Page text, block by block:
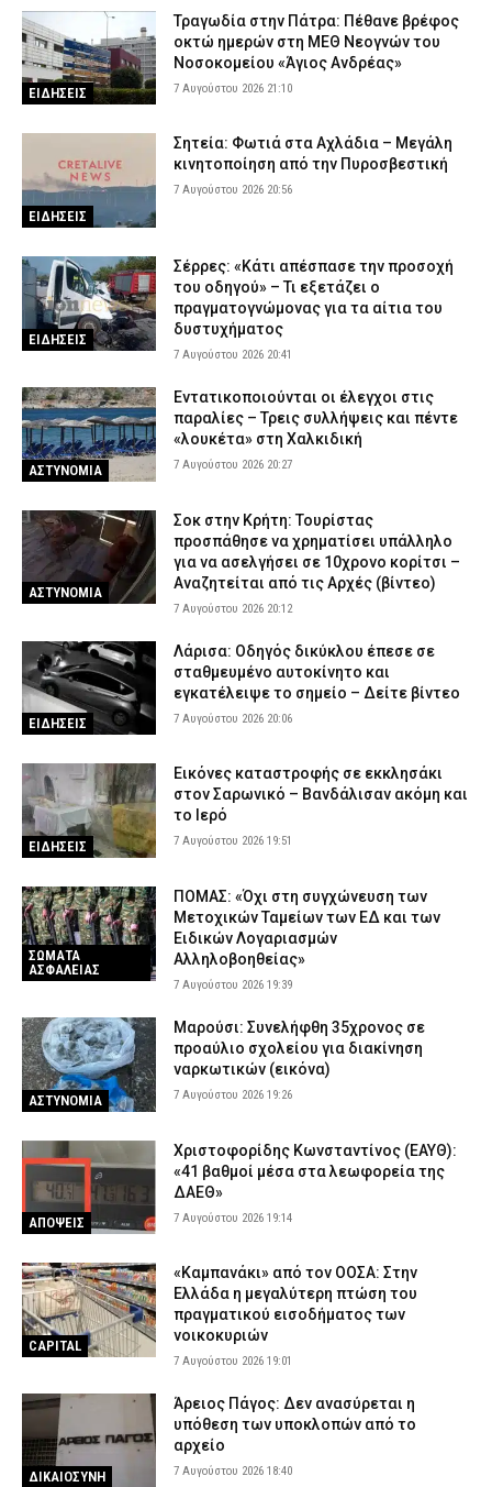
των Δοκίμων Δικαστικών Αστυνομικών στην Κομοτηνή
ΣΩΜΑΤΑ ΑΣΦΑΛΕΙΑΣ 7 Αυγούστου 2026 14:42
Τροχαίο με δύο νεκρούς στις Σέρρες: «Έχασε τον έλεγχο του ΙΧ,
δεν τον πρόλαβα και έπεσε πάνω μου», λέει ο οδηγός του
7 Αυγούστου 2026 14:28
Πυρόπληκτοι: Τι προβλέπεται για τις αποζημιώσεις σε
«πράσινα», «κίτρινα» και «κόκκινα» σπίτια
ΕΙΔΗΣΕΙΣ
Τραγωδία στην Πάτρα: Πέθανε βρέφος
οκτώ ημερών στη ΜΕΘ Νεογνών του
Νοσοκομείου «Άγιος Ανδρέας»
7 Αυγούστου 2026 21:10
ΕΙΔΗΣΕΙΣ
Σητεία: Φωτιά στα Αχλάδια – Μεγάλη
κινητοποίηση από την Πυροσβεστική
7 Αυγούστου 2026 20:56
ΕΙΔΗΣΕΙΣ
Σέρρες: «Κάτι απέσπασε την προσοχή
του οδηγού» – Τι εξετάζει ο
πραγματογνώμονας για τα αίτια του
δυστυχήματος
7 Αυγούστου 2026 20:41
ΑΣΤΥΝΟΜΙΑ
Εντατικοποιούνται οι έλεγχοι στις
παραλίες – Τρεις συλλήψεις και πέντε
«λουκέτα» στη Χαλκιδική
7 Αυγούστου 2026 20:27
ΑΣΤΥΝΟΜΙΑ
Σοκ στην Κρήτη: Τουρίστας
προσπάθησε να χρηματίσει υπάλληλο
για να ασελγήσει σε 10χρονο κορίτσι –
Αναζητείται από τις Αρχές (βίντεο)
7 Αυγούστου 2026 20:12
ΕΙΔΗΣΕΙΣ
Λάρισα: Οδηγός δικύκλου έπεσε σε
σταθμευμένο αυτοκίνητο και
εγκατέλειψε το σημείο – Δείτε βίντεο
7 Αυγούστου 2026 20:06
ΕΙΔΗΣΕΙΣ
Εικόνες καταστροφής σε εκκλησάκι
στον Σαρωνικό – Βανδάλισαν ακόμη και
το Ιερό
7 Αυγούστου 2026 19:51
ΣΩΜΑΤΑ
ΑΣΦΑΛΕΙΑΣ
ΠΟΜΑΣ: «Όχι στη συγχώνευση των
Μετοχικών Ταμείων των ΕΔ και των
Ειδικών Λογαριασμών
Αλληλοβοηθείας»
7 Αυγούστου 2026 19:39
ΑΣΤΥΝΟΜΙΑ
Μαρούσι: Συνελήφθη 35χρονος σε
προαύλιο σχολείου για διακίνηση
ναρκωτικών (εικόνα)
7 Αυγούστου 2026 19:26
ΑΠΟΨΕΙΣ
Χριστοφορίδης Κωνσταντίνος (ΕΑΥΘ):
«41 βαθμοί μέσα στα λεωφορεία της
ΔΑΕΘ»
7 Αυγούστου 2026 19:14
CAPITAL
«Καμπανάκι» από τον ΟΟΣΑ: Στην
Ελλάδα η μεγαλύτερη πτώση του
πραγματικού εισοδήματος των
νοικοκυριών
7 Αυγούστου 2026 19:01
ΔΙΚΑΙΟΣΥΝΗ
Άρειος Πάγος: Δεν ανασύρεται η
υπόθεση των υποκλοπών από το
αρχείο
7 Αυγούστου 2026 18:40